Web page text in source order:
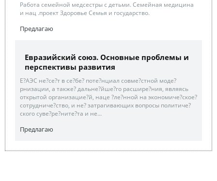
Работа семейной медсестры с детьми. Семейная медицина
и нац .проект Здоровье Семья и государство.
Предлагаю
Евразийский союз. Основные проблемы и
перспективы развития
Е?АЭС не?се?т в се?бе? поте?нциал совме?стной моде?
рнизации, а также? дальне?йше?го расшире?ния, являясь
открытой организацие?й, наце ?ле?нной на экономиче?ское?
сотрудниче?ство, и не? затрагивающих вопросы политиче?
ского суве?ре?ните?та и не...
Предлагаю